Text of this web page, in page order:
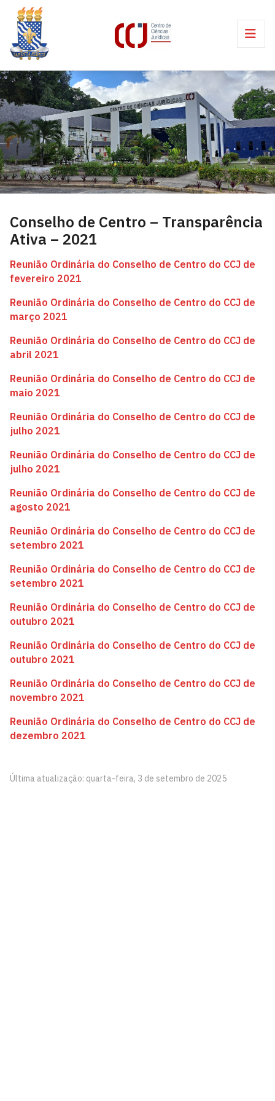
Conselho de Centro – Transparência
Ativa – 2021
Reunião Ordinária do Conselho de Centro do CCJ de
fevereiro 2021
Reunião Ordinária do Conselho de Centro do CCJ de
março 2021
Reunião Ordinária do Conselho de Centro do CCJ de
abril 2021
Reunião Ordinária do Conselho de Centro do CCJ de
maio 2021
Reunião Ordinária do Conselho de Centro do CCJ de
julho 2021
Reunião Ordinária do Conselho de Centro do CCJ de
julho 2021
Reunião Ordinária do Conselho de Centro do CCJ de
agosto 2021
Reunião Ordinária do Conselho de Centro do CCJ de
setembro 2021
Reunião Ordinária do Conselho de Centro do CCJ de
setembro 2021
Reunião Ordinária do Conselho de Centro do CCJ de
outubro 2021
Reunião Ordinária do Conselho de Centro do CCJ de
outubro 2021
Reunião Ordinária do Conselho de Centro do CCJ de
novembro 2021
Reunião Ordinária do Conselho de Centro do CCJ de
dezembro 2021
Última atualização: quarta-feira, 3 de setembro de 2025